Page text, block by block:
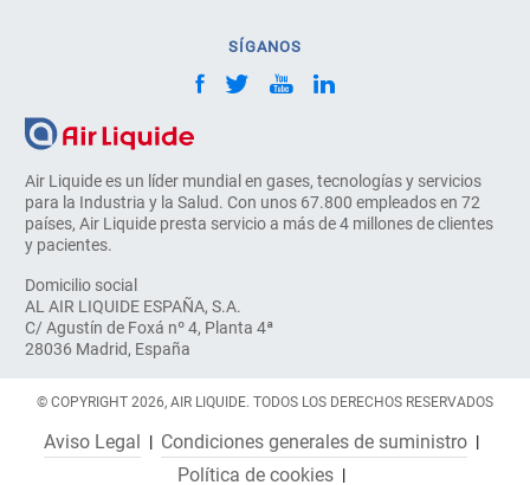
Air Liquide es un líder mundial en gases, tecnologías y servicios
para la Industria y la Salud. Con unos 67.800 empleados en 72
países, Air Liquide presta servicio a más de 4 millones de clientes
y pacientes.
Domicilio social
AL AIR LIQUIDE ESPAÑA, S.A.
C/ Agustín de Foxá nº 4, Planta 4ª
28036 Madrid, España
SÍGANOS
© COPYRIGHT 2026, AIR LIQUIDE. TODOS LOS DERECHOS RESERVADOS
Aviso Legal
Condiciones generales de suministro
Política de cookies